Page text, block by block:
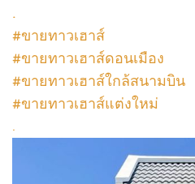
.
#ขายทาวเฮาส์
#ขายทาวเฮาส์ดอนเมือง
#ขายทาวเฮาส์ใกล้สนามบิน
#ขายทาวเฮาส์แต่งใหม่
.